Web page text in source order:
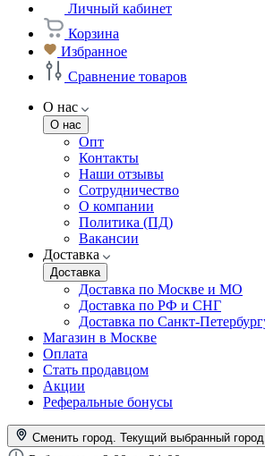
Личный кабинет
Корзина
Избранное
Сравнение товаров
О нас
О нас
Опт
Контакты
Наши отзывы
Сотрудничество
О компании
Политика (ПД)
Вакансии
Доставка
Доставка
Доставка по Москве и МО
Доставка по РФ и СНГ
Доставка по Санкт-
Магазин в Москве
Оплата
Стать продавцом
Акции
Реферальные бонусы
Сменить город. Текущий выбранный